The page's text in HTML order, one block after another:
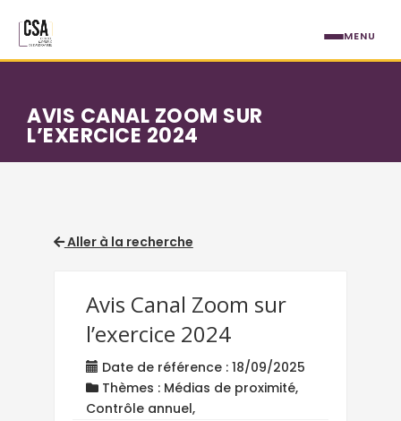
AVIS CANAL ZOOM SUR
L’EXERCICE 2024
Aller à la recherche
Avis Canal Zoom sur
l’exercice 2024
Date de référence : 18/09/2025
Thèmes : Médias de proximité,
Contrôle annuel,
MENU